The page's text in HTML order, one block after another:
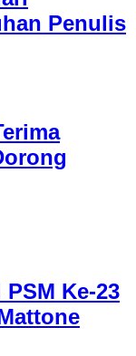
Penulis
Ke-23